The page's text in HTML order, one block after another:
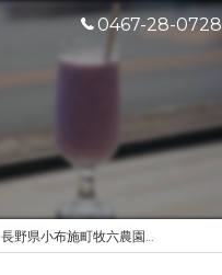
0467-28-0728
長野県小布施町牧六農園のナガノパープルを贅沢に使ったデザート...